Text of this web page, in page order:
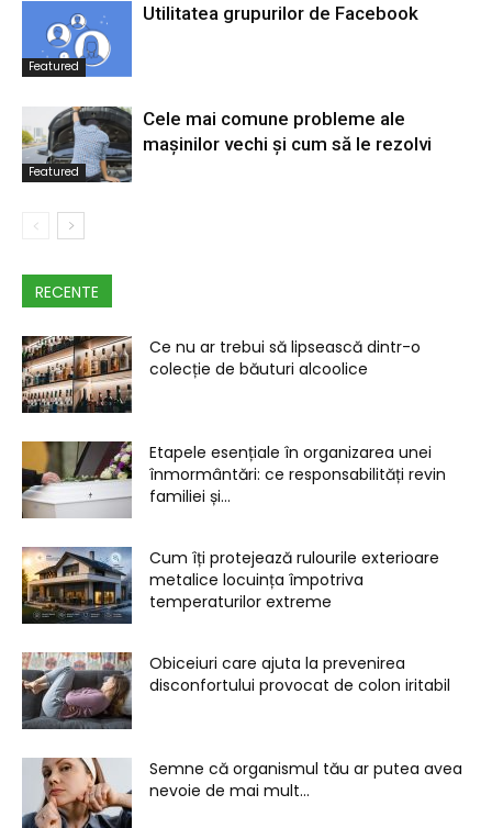
Featured
Utilitatea grupurilor de Facebook
Featured
Cele mai comune probleme ale
mașinilor vechi și cum să le rezolvi
RECENTE
Ce nu ar trebui să lipsească dintr-o
colecție de băuturi alcoolice
Etapele esențiale în organizarea unei
înmormântări: ce responsabilități revin
familiei și...
Cum îți protejează rulourile exterioare
metalice locuința împotriva
temperaturilor extreme
Obiceiuri care ajuta la prevenirea
disconfortului provocat de colon iritabil
Semne că organismul tău ar putea avea
nevoie de mai mult...